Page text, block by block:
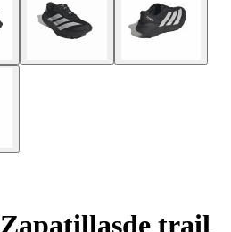
Zapatillasde trail